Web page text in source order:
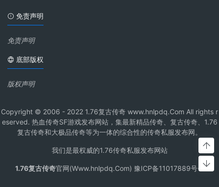
免责声明
免责声明
底部版权
版权声明
Copyright © 2006 - 2022 1.76复古传奇 www.hnlpdq.Com All rights r
eserved. 热血传奇SF游戏发布网站，集最新精品传奇、复古传奇、1.76
复古传奇和大极品传奇等为一体的综合性的传奇私服发布网。
我们是最权威的1.76传奇私服发布网站
1.76复古传奇官网(Www.hnlpdq.Com) 豫ICP备11017889号-1